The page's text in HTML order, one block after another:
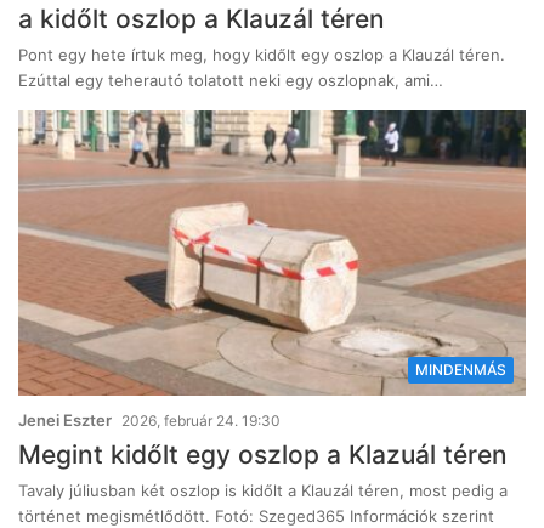
a kidőlt oszlop a Klauzál téren
Pont egy hete írtuk meg, hogy kidőlt egy oszlop a Klauzál téren.
Ezúttal egy teherautó tolatott neki egy oszlopnak, ami…
MINDENMÁS
Jenei Eszter 2026, február 24. 19:30
Megint kidőlt egy oszlop a Klazuál téren
Tavaly júliusban két oszlop is kidőlt a Klauzál téren, most pedig a
történet megismétlődött. Fotó: Szeged365 Információk szerint